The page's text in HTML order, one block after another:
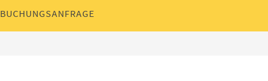
BUCHUNGSANFRAGE